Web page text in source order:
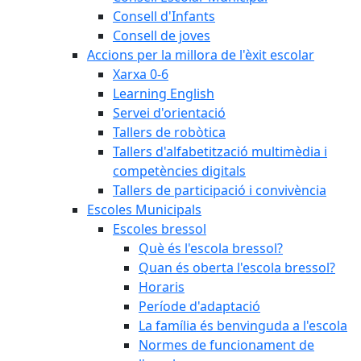
Consell d'Infants
Consell de joves
Accions per la millora de l'èxit escolar
Xarxa 0-6
Learning English
Servei d'orientació
Tallers de robòtica
Tallers d'alfabetització multimèdia i
competències digitals
Tallers de participació i convivència
Escoles Municipals
Escoles bressol
Què és l'escola bressol?
Quan és oberta l'escola bressol?
Horaris
Període d'adaptació
La família és benvinguda a l'escola
Normes de funcionament de